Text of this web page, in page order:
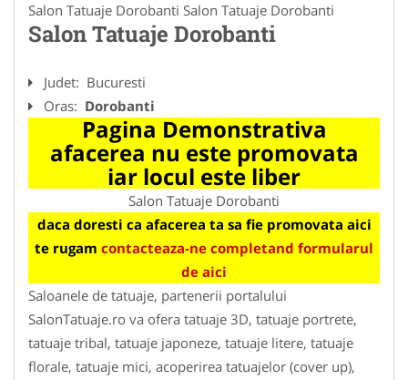
Salon Tatuaje Dorobanti Salon Tatuaje Dorobanti
Salon Tatuaje Dorobanti
Judet: Bucuresti
Oras: Dorobanti
Pagina Demonstrativa
afacerea nu este promovata
iar locul este liber
Salon Tatuaje Dorobanti
daca doresti ca afacerea ta sa fie promovata aici
te rugam contacteaza-ne completand formularul
de aici
Saloanele de tatuaje, partenerii portalului
SalonTatuaje.ro va ofera tatuaje 3D, tatuaje portrete,
tatuaje tribal, tatuaje japoneze, tatuaje litere, tatuaje
florale, tatuaje mici, acoperirea tatuajelor (cover up),